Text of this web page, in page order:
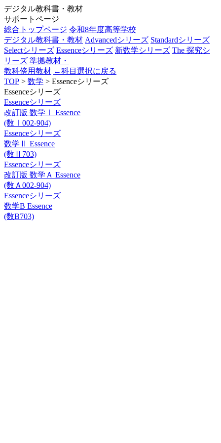
デジタル教科書・教材
サポートページ
総合トップページ 令和8年度高等学校
デジタル教科書・教材 Advancedシリーズ Standardシリーズ
Selectシリーズ Essenceシリーズ 新数学シリーズ The 探究シ
リーズ 準拠教材・
教科傍用教材 ←科目選択に戻る
TOP > 数学 > Essenceシリーズ
Essenceシリーズ
Essenceシリーズ
改訂版 数学Ⅰ Essence
(数Ⅰ002-904)
Essenceシリーズ
数学Ⅱ Essence
(数Ⅱ703)
Essenceシリーズ
改訂版 数学Ａ Essence
(数Ａ002-904)
Essenceシリーズ
数学B Essence
(数B703)